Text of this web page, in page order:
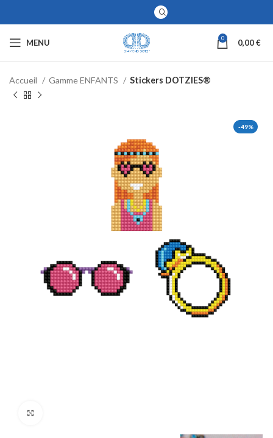
MENU 0 0,00€
Accueil Gamme ENFANTS Stickers DOTZIES®
-49%